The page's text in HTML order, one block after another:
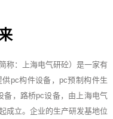
称：上海电气研砼）是一家有
pc构件设备，pc预制构件生
备，路桥pc设备，由上海电气
成立。企业的生产研发基地位